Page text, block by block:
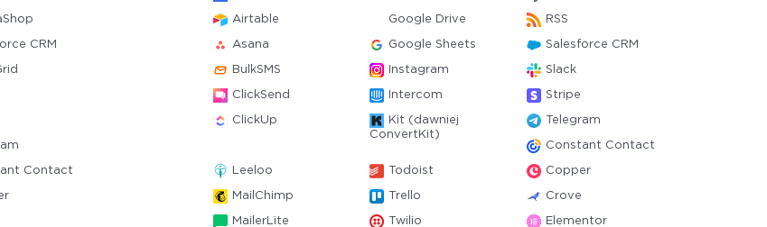
CRM
Contact
Airtable Google Drive RSS
Asana Google Sheets Salesforce CRM
BulkSMS Instagram Slack
ClickSend Intercom Stripe
ClickUp
Kit (dawniej
ConvertKit)
Telegram
Constant Contact
Leeloo Todoist Copper
MailChimp Trello Crove
MailerLite Twilio Elementor